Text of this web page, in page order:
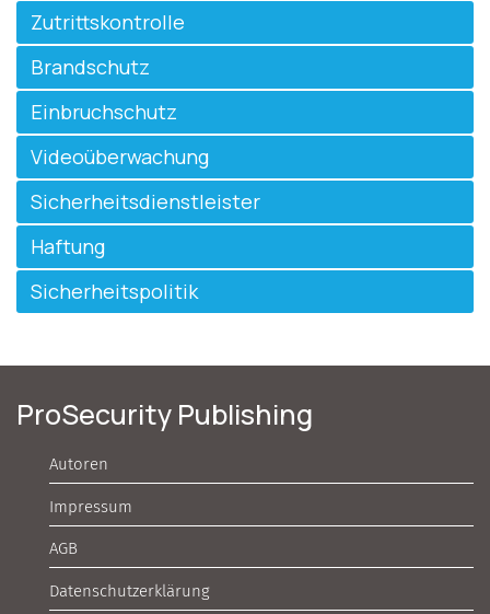
Zutrittskontrolle
Brandschutz
Einbruchschutz
Videoüberwachung
Sicherheitsdienstleister
Haftung
Sicherheitspolitik
ProSecurity Publishing
Autoren
Impressum
AGB
Datenschutzerklärung